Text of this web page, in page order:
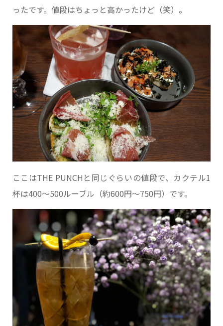
ったです。値段はちょっと高かったけど（笑）。
ここはTHE PUNCHと同じぐらいの値段で、カクテル1
杯は400～500ルーブル（約600円～750円）です。